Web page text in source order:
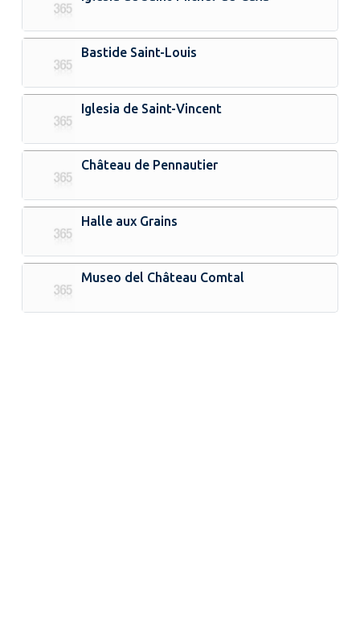
Bastide Saint-Louis
Iglesia de Saint-Vincent
Château de Pennautier
Halle aux Grains
Museo del Château Comtal